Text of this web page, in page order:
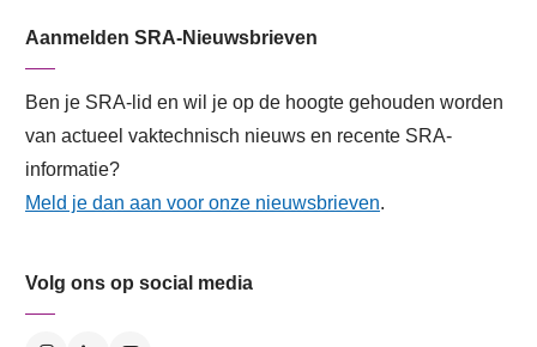
Aanmelden SRA-Nieuwsbrieven
Ben je SRA-lid en wil je op de hoogte gehouden worden
van actueel vaktechnisch nieuws en recente SRA-
informatie?
Meld je dan aan voor onze nieuwsbrieven.
Volg ons op social media